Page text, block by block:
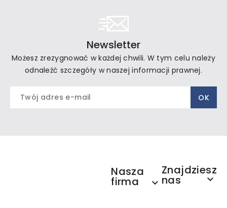
Newsletter
Możesz zrezygnować w każdej chwili. W tym celu należy
odnaleźć szczegóły w naszej informacji prawnej.
Nasza
firma 
Znajdziesz
nas 